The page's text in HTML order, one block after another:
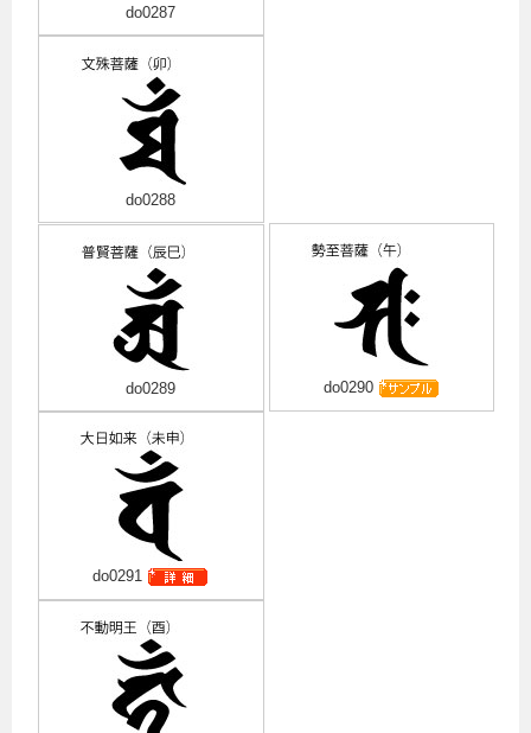
do0287
do0288
do0289 do0290
do0291